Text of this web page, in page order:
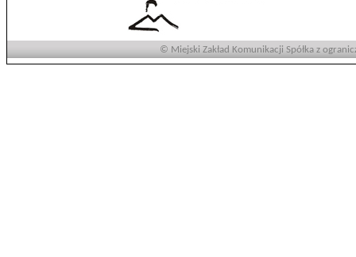
© Miejski Zakład Komunikacji Spółka z